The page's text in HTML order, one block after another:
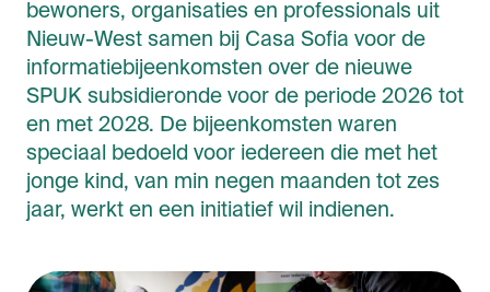
bewoners, organisaties en professionals uit
Nieuw-West samen bij Casa Sofia voor de
informatiebijeenkomsten over de nieuwe
SPUK subsidieronde voor de periode 2026 tot
en met 2028. De bijeenkomsten waren
speciaal bedoeld voor iedereen die met het
jonge kind, van min negen maanden tot zes
jaar, werkt en een initiatief wil indienen.